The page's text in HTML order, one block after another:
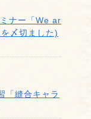
ナー「We ar
〆切ました)
「縫合キャラ